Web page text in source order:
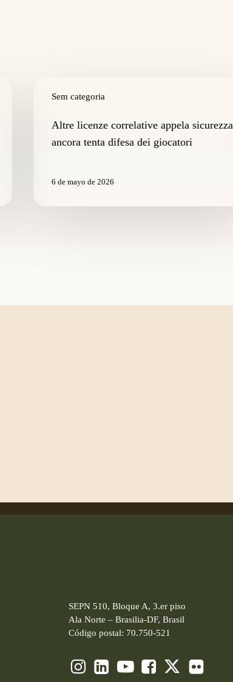
Sem categoria
licenze
appelaAltre licenze correlative appela sicurezza
ancora tenta difesa dei giocatori
6 de mayo de 2026
SEPN 510, Bloque A, 3.er piso
Ala Norte – Brasilia-DF, Brasil
Código postal: 70.750-521